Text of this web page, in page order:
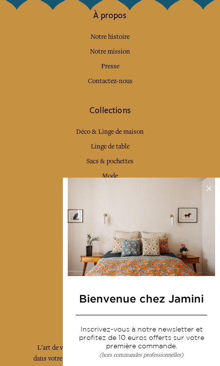
À propos
Notre histoire
Notre mission
Presse
Contactez-nous
Collections
Déco & Linge de maison
Linge de table
Sacs & pochettes
Mode
Livraison & retour
CGV
Devenir revendeur
Notre communauté
L'art de vivre JAMINI raconté avec poésie et élégance
dans votre boîte mail. Inscrivez vous à notre newsletter
Bienvenue chez Jamini
Inscrivez-vous à notre newsletter et
profitez de 10 euros offerts sur votre
première commande.
(hors commandes professionnelles)